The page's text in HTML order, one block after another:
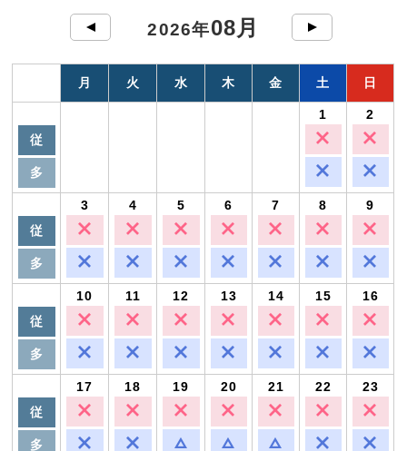
2026年08月
月 火 水 木 金 土 日
従
多
1 2
従
多
3 4 5 6 7 8 9
従
多
10 11 12 13 14 15 16
従
多
17 18 19 20 21 22 23